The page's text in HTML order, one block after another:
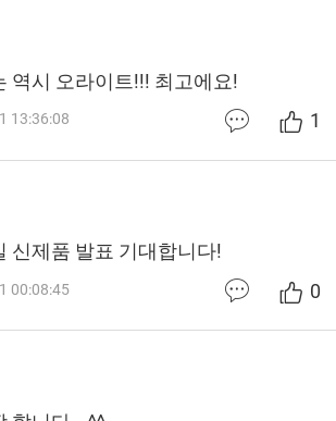
역시 오라이트!!! 최고에요!
13:36:08 1
신제품 발표 기대합니다!
00:08:45 0